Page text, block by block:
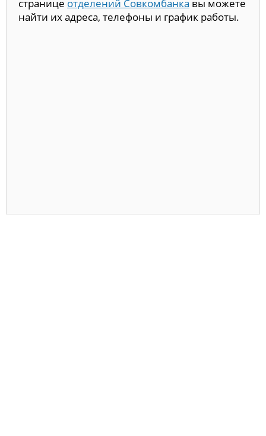
странице отделений Совкомбанка вы можете
найти их адреса, телефоны и график работы.